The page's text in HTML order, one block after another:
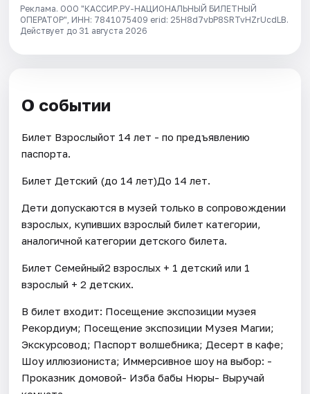
Реклама. ООО "КАССИР.РУ-НАЦИОНАЛЬНЫЙ БИЛЕТНЫЙ
ОПЕРАТОР", ИНН: 7841075409 erid: 25H8d7vbP8SRTvHZrUcdLB.
Действует до 31 августа 2026
О событии
Билет Взрослыйот 14 лет - по предъявлению
паспорта.
Билет Детский (до 14 лет)До 14 лет.
Дети допускаются в музей только в сопровождении
взрослых, купивших взрослый билет категории,
аналогичной категории детского билета.
Билет Семейный2 взрослых + 1 детский или 1
взрослый + 2 детских.
В билет входит: Посещение экспозиции музея
Рекордиум; Посещение экспозиции Музея Магии;
Экскурсовод; Паспорт волшебника; Десерт в кафе;
Шоу иллюзиониста; Иммерсивное шоу на выбор: -
Проказник домовой- Изба бабы Нюры- Выручай